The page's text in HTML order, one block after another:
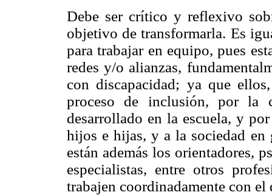
Debe ser crítico y reflexivo
objetivo de transformarla. Es
para trabajar en equipo, pues
redes y/o alianzas,
con discapacidad; ya que
proceso de inclusión, por la
desarrollado en la escuela, y
hijos e hijas, y a la sociedad en
están además los orientadores,
especialistas, entre otros
trabajen coordinadamente con el